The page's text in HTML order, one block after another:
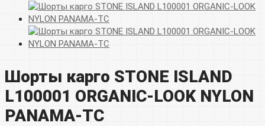
Шорты карго STONE ISLAND
L100001 ORGANIC-LOOK NYLON
PANAMA-TC